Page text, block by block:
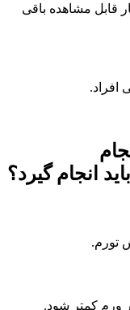
قابل‌ مشاهده باقی
افراد.
انجام گیرد؟